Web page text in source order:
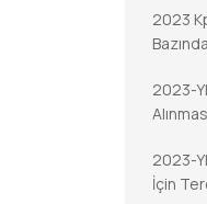
2023
2023-
2023-
İçin